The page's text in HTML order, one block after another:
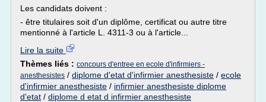
Les candidats doivent :
- être titulaires soit d'un diplôme, certificat ou autre titre
mentionné à l'article L. 4311-3 ou à l'article...
Lire la suite
Thèmes liés : concours d'entree en ecole d'infirmiers -
anesthesistes / diplome d'etat d'infirmier anesthesiste / ecole
d'infirmier anesthesiste / infirmier anesthesiste diplome
d'etat / diplome d etat d infirmier anesthesiste